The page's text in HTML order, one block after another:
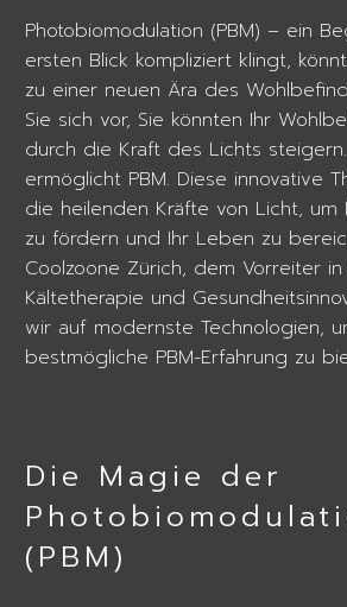
Photobiomodulation (PBM) – ein
ersten Blick kompliziert klingt,
zu einer neuen Ära des
Sie sich vor, Sie könnten Ihr
durch die Kraft des Lichts
ermöglicht PBM. Diese innovative
die heilenden Kräfte von Licht, um
zu fördern und Ihr Leben zu
Coolzoone Zürich, dem Vorreiter in
Kältetherapie und
wir auf modernste Technologien,
bestmögliche PBM-Erfahrung zu
Die Magie der
(PBM)